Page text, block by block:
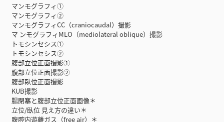
マンモグラフィ①
マンモグラフィ②
マンモグラフィCC（craniocaudal）撮影
マ ンモグラフィMLO（mediolateral oblique）撮影
トモシンセシス①
トモシンセシス②
腹部立位正面撮影①
腹部立位正面撮影②
腹部臥位正面撮影
KUB撮影
腸閉塞と腹部立位正面画像＊
立位/臥位 見え方の違い＊
腹腔内遊離ガス（free air）＊